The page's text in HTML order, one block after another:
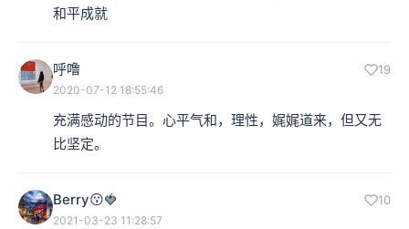
和平成就
呼噜 19
2020-07-12 18:55:46
充满感动的节目。心平气和，理性，娓娓道来，但又无
比坚定。
Berry😗🍓 10
2021-03-23 11:28:57